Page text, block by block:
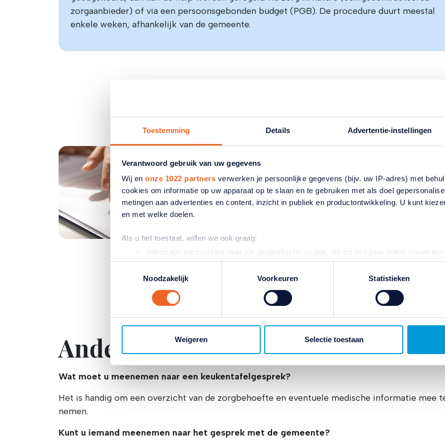
Toestemming Details Advertentie-instellingen
Verantwoord gebruik van uw gegevens
Wij en onze 1022 partners verwerken je persoonlijke gegevens (bijv. uw IP-adres) met
cookies om informatie op uw apparaat op te slaan en te gebruiken met als doel
metingen aan advertenties en content, inzicht in publiek en productontwikkeling. U kunt
en met welke doelen.
Als u het toestaat, willen we ook graag:
Informatie verzamelen over uw geografische locatie, die tot een paar meter
Uw apparaat identificeren door het actief te scannen op specifieke eigenschappen
Lees meer over hoe uw persoonlijke gegevens worden verwerkt en stel uw voorkeuren in het
toestemming op elk moment wijzigen of intrekken in de Cookieverklaring.
inhoud en advertenties aan te bieden.
Met deze cookies verzamelen wij en onze
110 partnersinformatie over u en volgen we uw
gerichte advertenties laten zien op basis van uw recente internetgedrag. Ook delen we
combineren met andere informatie die u aan ze heeft verstrekt of die ze hebben verzameld
Lees hierover meer in onsprivacybeleidencookiebeleid.
Noodzakelijk
Voorkeuren Statistieken
Weigeren Selectie toestaan
zorgaanbieder) of via een persoonsgebonden budget (PGB). De procedure duurt meestal
enkele weken, afhankelijk van de gemeente.
Waarom dit
De Wmo is voor veel mensen de eerste
naar formele ondersteuning. Door te
misverstanden.
Andere relevante vragen
Wat moet u meenemen naar een keukentafelgesprek?
Het is handig om een overzicht van de zorgbehoefte en eventuele medische informatie mee
nemen.
Kunt u iemand meenemen naar het gesprek met de gemeente?